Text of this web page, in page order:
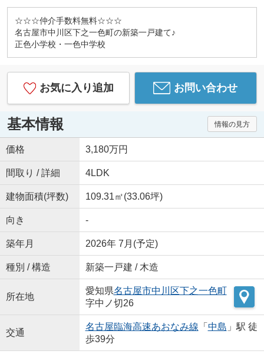
☆☆☆仲介手数料無料☆☆☆
名古屋市中川区下之一色町の新築一戸建て♪
正色小学校・一色中学校
お気に入り追加 お問い合わせ
基本情報 情報の見方
価格 3,180万円
間取り / 詳細 4LDK
建物面積(坪数) 109.31㎡(33.06坪)
向き -
築年月 2026年 7月(予定)
種別 / 構造 新築一戸建 / 木造
所在地
愛知県名古屋市中川区下之一色町
字中ノ切26
交通
名古屋臨海高速あおなみ線 「 中島 」駅 徒
歩39分